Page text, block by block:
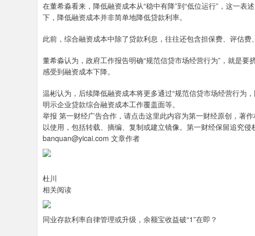
在董希淼看来，降低融资成本从“稳中有降”到“低位运行”，这一
下，降低融资成本并非简单地降低贷款利率。
此前，综合融资成本中除了贷款利息，往往还包含担保费、评估费
董希淼认为，政府工作报告明确“规范信贷市场经营行为”，就是
感受到融资成本下降。
温彬认为，后续降低融资成本将更多通过“规范信贷市场经营行为
明示企业贷款综合融资成本工作覆盖面等。
举报 第一财经广告合作，请点击这里此内容为第一财经原创，著
以使用，包括转载、摘编、复制或建立镜像。第一财经保留追究
banquan@yicai.com 文章作者
杜川
相关阅读
同业存款利率自律管理或升级，余额宝收益破“1”在即？